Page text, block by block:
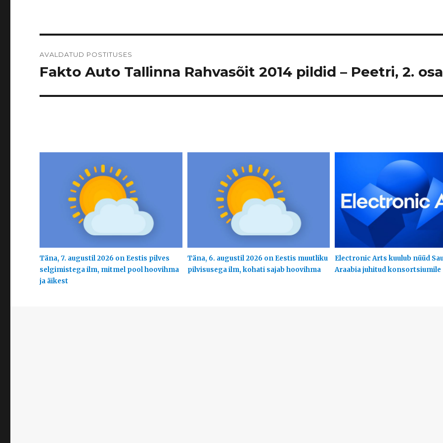
AVALDATUD POSTITUSES
Fakto Auto Tallinna Rahvasõit 2014 pildid – Peetri, 2. osa
Täna, 7. augustil 2026 on Eestis pilves
selgimistega ilm, mitmel pool hoovihma
ja äikest
Täna, 6. augustil 2026 on Eestis muutliku
pilvisusega ilm, kohati sajab hoovihma
Electronic Arts kuulub nüüd
Araabia juhitud konsortsiumile